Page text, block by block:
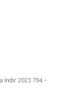
Indir 2023 794 –